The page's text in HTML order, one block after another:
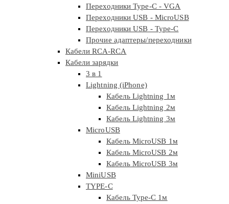
Переходники Type-C - VGA
Переходники USB - MicroUSB
Переходники USB - Type-C
Прочие адаптеры/переходники
Кабели RCA-RCA
Кабели зарядки
3 в 1
Lightning (iPhone)
Кабель Lightning 1м
Кабель Lightning 2м
Кабель Lightning 3м
MicroUSB
Кабель MicroUSB 1м
Кабель MicroUSB 2м
Кабель MicroUSB 3м
MiniUSB
TYPE-C
Кабель Type-C 1м